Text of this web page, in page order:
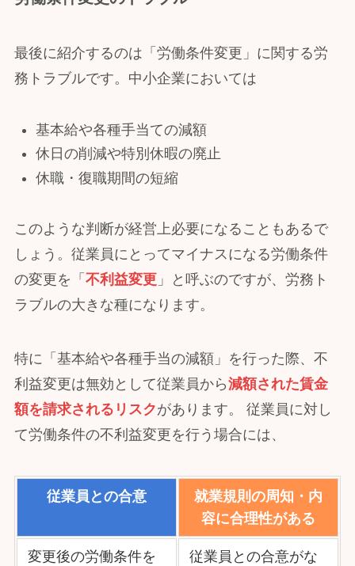
最後に紹介するのは「労働条件変更」に関する労
務トラブルです。中小企業においては
基本給や各種手当ての減額
休日の削減や特別休暇の廃止
休職・復職期間の短縮
このような判断が経営上必要になることもあるで
しょう。従業員にとってマイナスになる労働条件
の変更を「 不利益変更」と呼ぶのですが、労務ト
ラブルの大きな種になります。
特に「基本給や各種手当の減額」を行った際、不
利益変更は無効として従業員から減額された賃金
額を請求されるリスクがあります。 従業員に対し
て労働条件の不利益変更を行う場合には、
従業員との合意
就業規則の周知・内
容に合理性がある
変更後の労働条件を
従業員との合意がな